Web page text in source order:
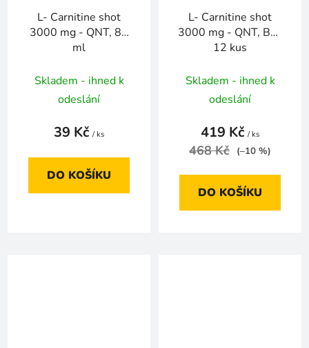
L- Carnitine shot
3000 mg - QNT, 80
ml
Skladem - ihned k
odeslání
39 Kč / ks
DO KOŠÍKU
L- Carnitine shot
3000 mg - QNT, Box
12 kus
Skladem - ihned k
odeslání
419 Kč / ks
468 Kč (–10 %)
DO KOŠÍKU